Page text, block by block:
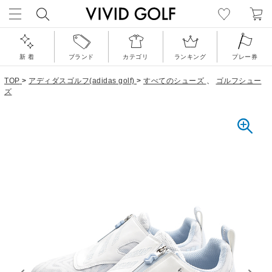
新 着 ブランド カテゴリ ランキング プレー券
TOP > アディダスゴルフ(adidas golf) > すべてのシューズ 、
ゴルフシュー
ズ